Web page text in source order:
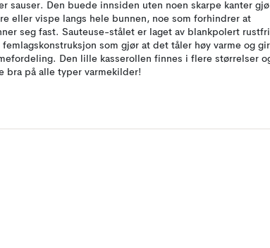
sauser. Den buede innsiden uten noen skarpe kanter
eller vispe langs hele bunnen, noe som forhindrer at
seg fast. Sauteuse-stålet er laget av blankpolert
som gjør at det tåler høy varme og gir
Den lille kasserollen finnes i flere størrelser
bra på alle typer varmekilder!